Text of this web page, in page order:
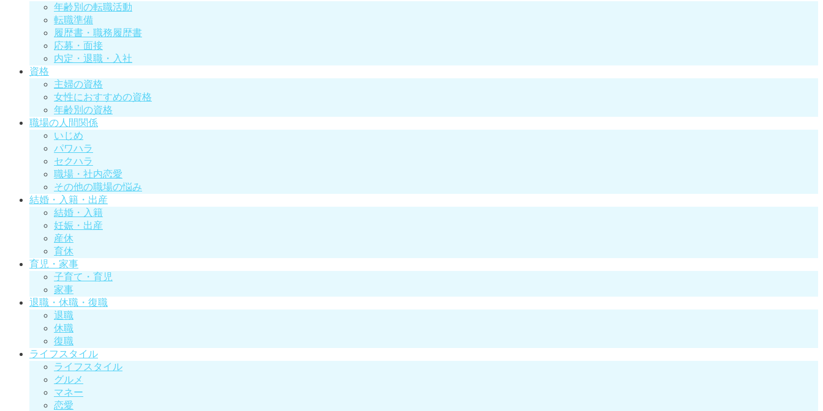
年齢別の転職活動
転職準備
履歴書・職務履歴書
応募・面接
内定・退職・入社
資格
主婦の資格
女性におすすめの資格
年齢別の資格
職場の人間関係
いじめ
パワハラ
セクハラ
職場・社内恋愛
その他の職場の悩み
結婚・入籍・出産
結婚・入籍
妊娠・出産
産休
育休
育児・家事
子育て・育児
家事
退職・休職・復職
退職
休職
復職
ライフスタイル
ライフスタイル
グルメ
マネー
恋愛